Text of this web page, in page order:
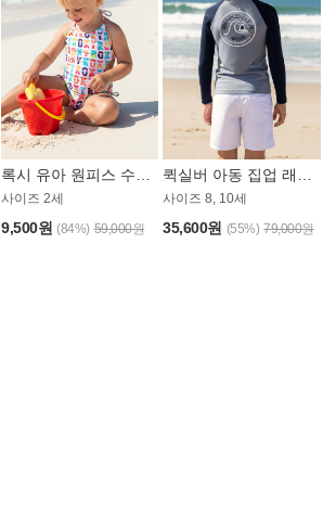
사이즈 2세
9,500원 (84%) 59,000원
사이즈 8, 10세
35,600원 (55%) 79,000원